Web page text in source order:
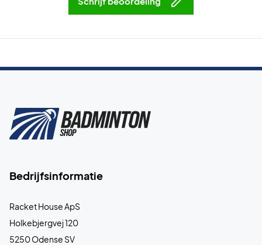
Bedrijfsinformatie
Racket House ApS
Holkebjergvej 120
5250 Odense SV